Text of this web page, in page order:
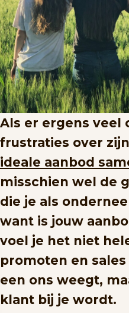
Als er ergens veel
frustraties over
ideale aanbod
misschien wel de
die je als
want is jouw
voel je het niet
promoten en
een ons weegt,
klant bij je wordt.